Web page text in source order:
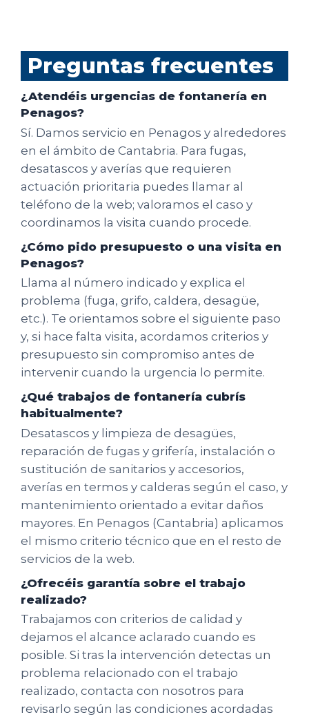
Preguntas frecuentes
¿Atendéis urgencias de fontanería en
Penagos?
Sí. Damos servicio en Penagos y alrededores
en el ámbito de Cantabria. Para fugas,
desatascos y averías que requieren
actuación prioritaria puedes llamar al
teléfono de la web; valoramos el caso y
coordinamos la visita cuando procede.
¿Cómo pido presupuesto o una visita en
Penagos?
Llama al número indicado y explica el
problema (fuga, grifo, caldera, desagüe,
etc.). Te orientamos sobre el siguiente paso
y, si hace falta visita, acordamos criterios y
presupuesto sin compromiso antes de
intervenir cuando la urgencia lo permite.
¿Qué trabajos de fontanería cubrís
habitualmente?
Desatascos y limpieza de desagües,
reparación de fugas y grifería, instalación o
sustitución de sanitarios y accesorios,
averías en termos y calderas según el caso, y
mantenimiento orientado a evitar daños
mayores. En Penagos (Cantabria) aplicamos
el mismo criterio técnico que en el resto de
servicios de la web.
¿Ofrecéis garantía sobre el trabajo
realizado?
Trabajamos con criterios de calidad y
dejamos el alcance aclarado cuando es
posible. Si tras la intervención detectas un
problema relacionado con el trabajo
realizado, contacta con nosotros para
revisarlo según las condiciones acordadas